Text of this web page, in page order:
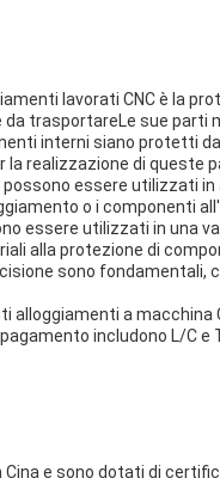
lavorati CNC è la
trasportareLe sue parti
interni siano protetti
la realizzazione di
essere utilizzati
o i componenti
essere utilizzati in una
alla protezione di
sono fondamentali,
alloggiamenti a macchina
includono L/C
e sono dotati di